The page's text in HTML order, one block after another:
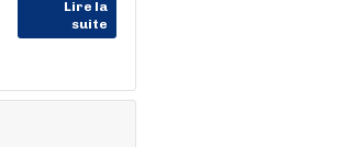
Lire la
suite